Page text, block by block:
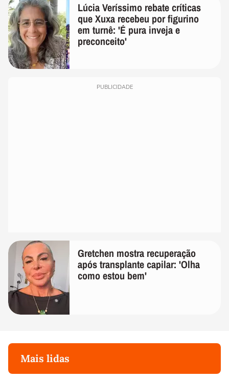
Lúcia Veríssimo rebate críticas
que Xuxa recebeu por figurino
em turnê: 'É pura inveja e
preconceito'
PUBLICIDADE
Gretchen mostra recuperação
após transplante capilar: 'Olha
como estou bem'
Mais lidas